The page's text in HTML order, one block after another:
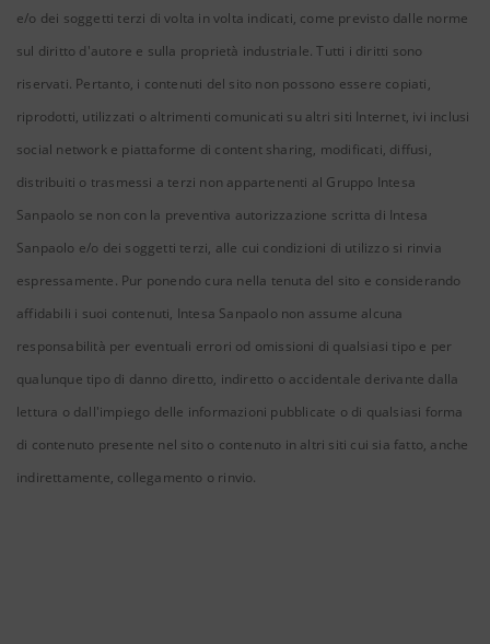
e/o dei soggetti terzi di volta in volta indicati, come previsto dalle norme
sul diritto d'autore e sulla proprietà industriale. Tutti i diritti sono
riservati. Pertanto, i contenuti del sito non possono essere copiati,
riprodotti, utilizzati o altrimenti comunicati su altri siti Internet, ivi inclusi
social network e piattaforme di content sharing, modificati, diffusi,
distribuiti o trasmessi a terzi non appartenenti al Gruppo Intesa
Sanpaolo se non con la preventiva autorizzazione scritta di Intesa
Sanpaolo e/o dei soggetti terzi, alle cui condizioni di utilizzo si rinvia
espressamente. Pur ponendo cura nella tenuta del sito e considerando
affidabili i suoi contenuti, Intesa Sanpaolo non assume alcuna
responsabilità per eventuali errori od omissioni di qualsiasi tipo e per
qualunque tipo di danno diretto, indiretto o accidentale derivante dalla
lettura o dall'impiego delle informazioni pubblicate o di qualsiasi forma
di contenuto presente nel sito o contenuto in altri siti cui sia fatto, anche
indirettamente, collegamento o rinvio.